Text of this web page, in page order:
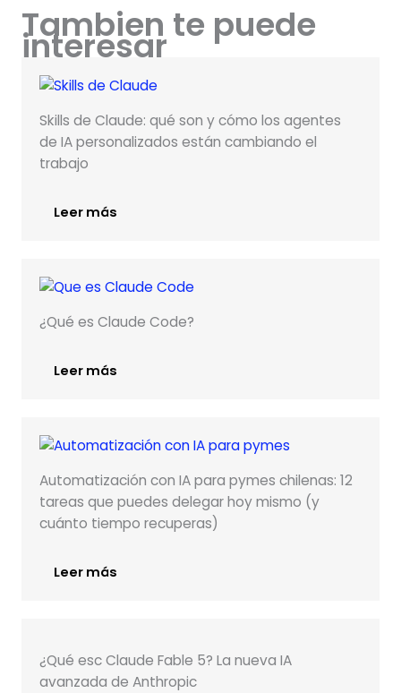
Tambien te puede
interesar
Skills de Claude: qué son y cómo los agentes
de IA personalizados están cambiando el
trabajo
Leer más
¿Qué es Claude Code?
Leer más
Automatización con IA para pymes chilenas: 12
tareas que puedes delegar hoy mismo (y
cuánto tiempo recuperas)
Leer más
¿Qué esc Claude Fable 5? La nueva IA
avanzada de Anthropic